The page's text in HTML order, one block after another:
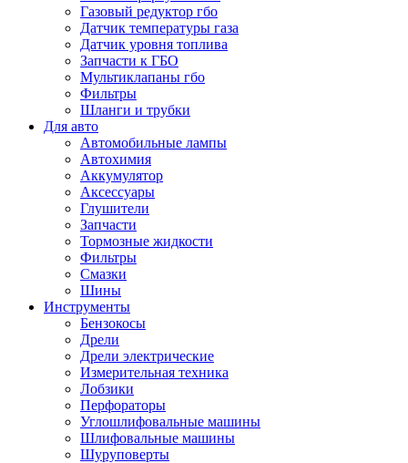
Газовый редуктор гбо
Датчик температуры газа
Датчик уровня топлива
Запчасти к ГБО
Мультиклапаны гбо
Фильтры
Шланги и трубки
Для авто
Автомобильные лампы
Автохимия
Аккумулятор
Аксессуары
Глушители
Запчасти
Тормозные жидкости
Фильтры
Смазки
Шины
Инструменты
Бензокосы
Дрели
Дрели электрические
Измерительная техника
Лобзики
Перфораторы
Углошлифовальные машины
Шлифовальные машины
Шуруповерты